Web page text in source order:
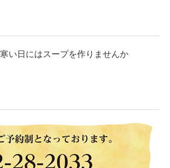
寒い日にはスープを作りませんか